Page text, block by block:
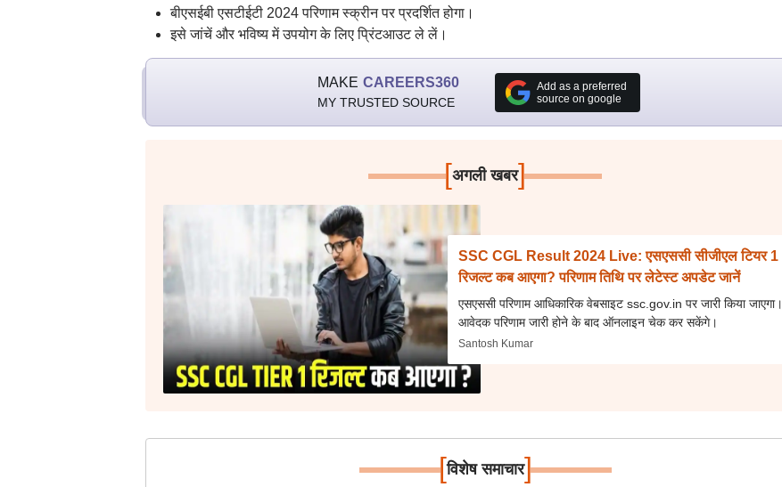
बीएसईबी एसटीईटी 2024 परिणाम स्क्रीन पर प्रदर्शित होगा।
इसे जांचें और भविष्य में उपयोग के लिए प्रिंटआउट ले लें।
MAKE CAREERS360
MY TRUSTED SOURCE
Add as a preferred
source on google
[अगली खबर]
SSC CGL Result 2024 Live: एसएससी सीजीएल टियर 1
रिजल्ट कब आएगा? परिणाम तिथि पर लेटेस्ट अपडेट जानें
एसएससी परिणाम आधिकारिक वेबसाइट ssc.gov.in पर जारी किया जाएगा।
आवेदक परिणाम जारी होने के बाद ऑनलाइन चेक कर सकेंगे।
Santosh Kumar
[विशेष समाचार]